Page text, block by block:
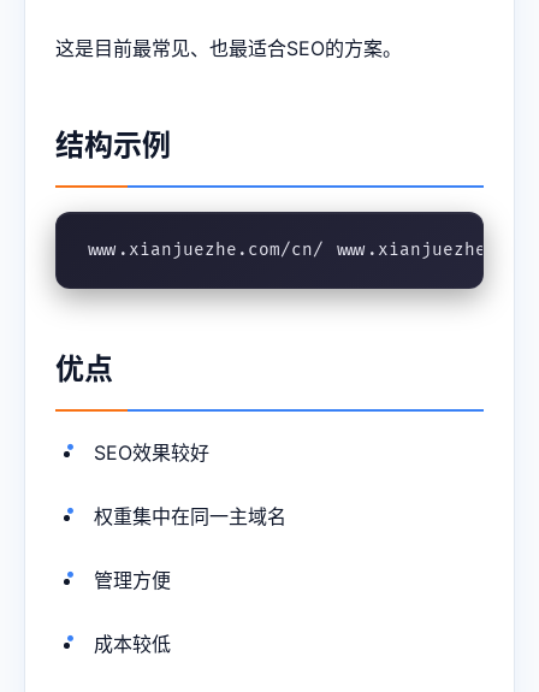
这是目前最常见、也最适合SEO的方案。
结构示例
www.xianjuezhe.com/cn/
优点
SEO效果较好
权重集中在同一主域名
管理方便
成本较低